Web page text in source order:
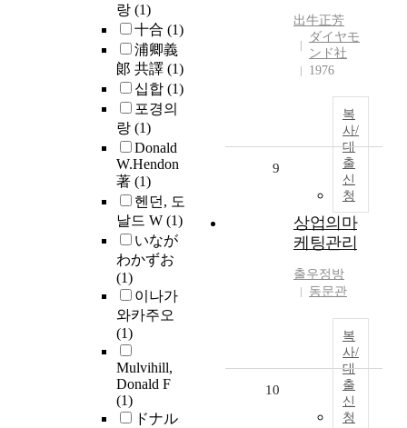
랑 (1)
十合 (1)
浦卿義
郞 共譯 (1)
십합 (1)
포경의
랑 (1)
Donald
W.Hendon
著 (1)
헨던, 도
날드 W (1)
いなが
わかずお
(1)
이나가
와카주오
(1)
Mulvihill,
Donald F
(1)
ドナル
出牛正芳
ダイヤモ
ンド社
1976
복
사/
대
출
신
청
9
상업의마
케팅관리
출우정방
동문관
복
사/
대
출
신
청
10